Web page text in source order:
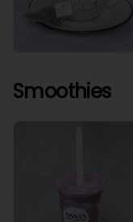
Smoothies